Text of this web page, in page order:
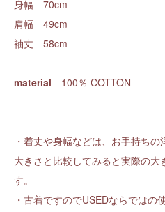
身幅 70cm
肩幅 49cm
袖丈 58cm
material 100％ COTTON
・着丈や身幅などは、お手持ち
大きさと比較してみると実際の大
す。
・古着ですのでUSEDならでは